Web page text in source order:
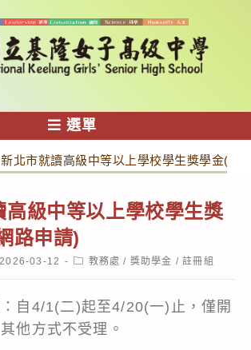
選單
新北市就讀高級中等以上學校學生獎學金(逕
高級中等以上學校學生獎
路申請)
2026-03-12
Post教務處 / 獎助學金 / 註冊組
自4/1(二)起至4/20(一)止，僅開
他方式不受理。